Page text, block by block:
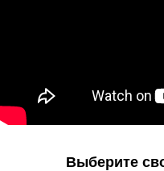
Выберите